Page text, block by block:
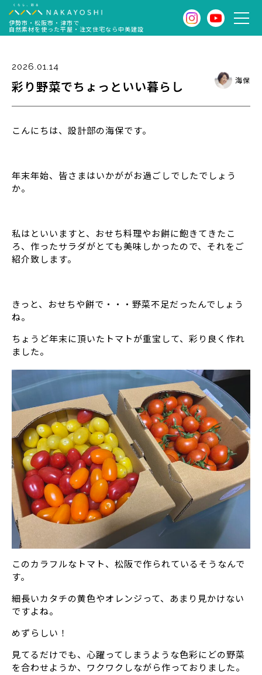
伊勢市・松阪市・津市で
自然素材を使った平屋・注文住宅なら中美建設
2026.01.14
彩り野菜でちょっといい暮らし 海保
こんにちは、設計部の海保です。
年末年始、皆さまはいかががお過ごしでしたでしょう
か。
私はといいますと、おせち料理やお餅に飽きてきたこ
ろ、作ったサラダがとても美味しかったので、それをご
紹介致します。
きっと、おせちや餅で・・・野菜不足だったんでしょう
ね。
ちょうど年末に頂いたトマトが重宝して、彩り良く作れ
ました。
このカラフルなトマト、松阪で作られているそうなんで
す。
細長いカタチの黄色やオレンジって、あまり見かけない
ですよね。
めずらしい！
見てるだけでも、心躍ってしまうような色彩にどの野菜
を合わせようか、ワクワクしながら作っておりました。